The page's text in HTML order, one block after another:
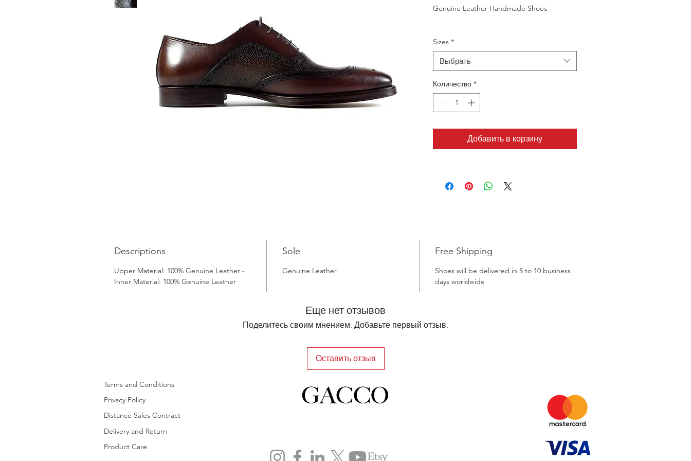
Genuine Leather Handmade Shoes
Sizes *
Выбрать
Количество *
Добавить в корзину
Descriptions
Upper Material: 100% Genuine Leather -
Inner Material: 100% Genuine Leather
Sole
Genuine Leather
Free Shipping
Shoes will be delivered in 5 to 10 business
days worldwide
Еще нет отзывов
Поделитесь своим мнением. Добавьте первый отзыв.
Оставить отзыв
Privacy Policy
Distance Sales Contract
Delivery and Return
Product Care
Terms and Conditions